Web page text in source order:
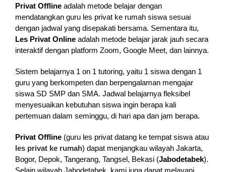
Privat Offlineadalah metode belajar dengan
mendatangkan guru les privat ke rumah siswa sesuai
dengan jadwal yang disepakati bersama. Sementara itu,
Les Privat Onlineadalah metode belajar jarak jauh secara
interaktif dengan platform Zoom, Google Meet, dan lainnya.
Sistem belajarnya 1 on 1 tutoring, yaitu 1 siswa dengan 1
guru yang berkompeten dan berpengalaman mengajar
siswa SD SMP dan SMA. Jadwal belajarnya fleksibel
menyesuaikan kebutuhan siswa ingin berapa kali
pertemuan dalam seminggu, di hari apa dan jam berapa.
Privat Offline(guru les privat datang ke tempat siswa atau
les privat ke rumah) dapat menjangkau wilayah Jakarta,
Bogor, Depok, Tangerang, Tangsel, Bekasi (Jabodetabek).
Selain wilayah Jabodetabek, kami juga dapat melayani